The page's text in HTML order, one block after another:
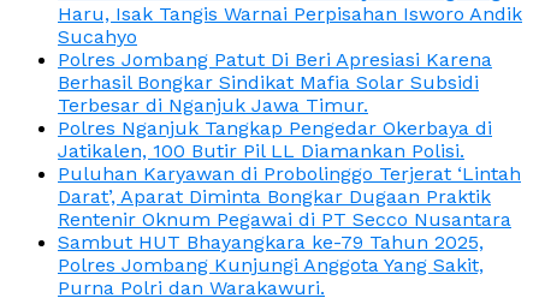
Haru, Isak Tangis Warnai Perpisahan Isworo Andik
Sucahyo
Polres Jombang Patut Di Beri Apresiasi Karena
Berhasil Bongkar Sindikat Mafia Solar Subsidi
Terbesar di Nganjuk Jawa Timur.
Polres Nganjuk Tangkap Pengedar Okerbaya di
Jatikalen, 100 Butir Pil LL Diamankan Polisi.
Puluhan Karyawan di Probolinggo Terjerat ‘Lintah
Darat’, Aparat Diminta Bongkar Dugaan Praktik
Rentenir Oknum Pegawai di PT Secco Nusantara
Sambut HUT Bhayangkara ke-79 Tahun 2025,
Polres Jombang Kunjungi Anggota Yang Sakit,
Purna Polri dan Warakawuri.